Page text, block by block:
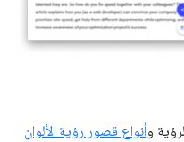
أنواع قصور رؤية الألوان